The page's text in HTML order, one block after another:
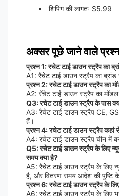
शिपिंग की लागतः $5.99
अक्सर पूछे जाने वाले
प्रश्न 1: रचेट टाई डाउन स्ट्रैप का
A1: रैंचेट टाई डाउन स्ट्रैप का
प्रश्न 2: रचेट टाई डाउन स्ट्रैप का
A2: रॅचेट टाई डाउन स्ट्रैप का
Q3: रचेट टाई डाउन स्ट्रैप के पास
A3: रैचेट टाई डाउन स्ट्रैप CE, GS
हैं।
प्रश्न 4: रचेट टाई डाउन स्ट्रैप कहां
A4: रचेट टाई डाउन स्ट्रैप चीन में
Q5: रचेट टाई डाउन स्ट्रैप के लिए
समय क्या है?
A5: रैचेट टाई डाउन स्ट्रैप के लिए
है, और वितरण समय आदेश की पुष्टि
प्रश्न 6: रचेट टाई डाउन स्ट्रैप के
A6: रचेट टाई डाउन स्ट्रैप के लिए